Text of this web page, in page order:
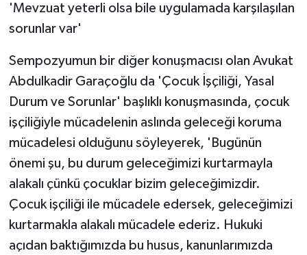
'Mevzuat yeterli olsa bile uygulamada karşılaşılan
sorunlar var'
Sempozyumun bir diğer konuşmacısı olan Avukat
Abdulkadir Garaçoğlu da 'Çocuk İşçiliği, Yasal
Durum ve Sorunlar' başlıklı konuşmasında, çocuk
işçiliğiyle mücadelenin aslında geleceği koruma
mücadelesi olduğunu söyleyerek, 'Bugünün
önemi şu, bu durum geleceğimizi kurtarmayla
alakalı çünkü çocuklar bizim geleceğimizdir.
Çocuk işçiliği ile mücadele edersek, geleceğimizi
kurtarmakla alakalı mücadele ederiz. Hukuki
açıdan baktığımızda bu husus, kanunlarımızda